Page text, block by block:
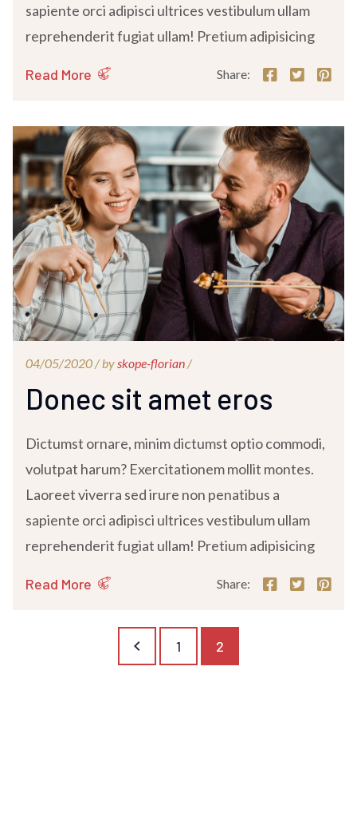
sapiente orci adipisci ultrices vestibulum ullam
reprehenderit fugiat ullam! Pretium adipisicing
Read More Share:
04/05/2020 /byskope-florian/
Donec sit amet eros
Dictumst ornare, minim dictumst optio commodi,
volutpat harum? Exercitationem mollit montes.
Laoreet viverra sed irure non penatibus a
sapiente orci adipisci ultrices vestibulum ullam
reprehenderit fugiat ullam! Pretium adipisicing
Read More Share:
keyboard_arrow_left 1 2